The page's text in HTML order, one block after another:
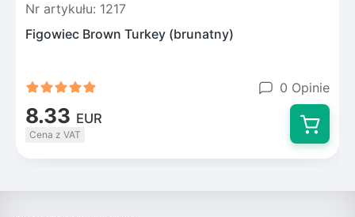
Nr artykułu: 1217
Figowiec Brown Turkey (brunatny)
0 Opinie
8.33 EUR
Cena z VAT